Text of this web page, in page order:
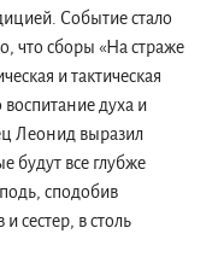
Событие стало
что сборы «На страже
и тактическая
духа и
Леонид выразил
будут все глубже
сподобив
и сестер, в столь